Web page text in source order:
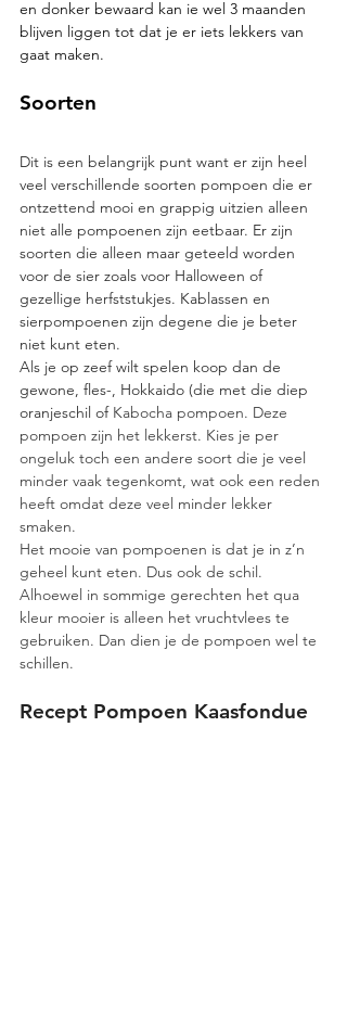
en donker bewaard kan ie wel 3 maanden
blijven liggen tot dat je er iets lekkers van
gaat maken.
Soorten
Dit is een belangrijk punt want er zijn heel
veel verschillende soorten pompoen die er
ontzettend mooi en grappig uitzien alleen
niet alle pompoenen zijn eetbaar. Er zijn
soorten die alleen maar geteeld worden
voor de sier zoals voor Halloween of
gezellige herfststukjes. Kablassen en
sierpompoenen zijn degene die je beter
niet kunt eten.
Als je op zeef wilt spelen koop dan de
gewone, fles-, Hokkaido (die met die diep
oranjeschil of Kabocha pompoen. Deze
pompoen zijn het lekkerst. Kies je per
ongeluk toch een andere soort die je veel
minder vaak tegenkomt, wat ook een reden
heeft omdat deze veel minder lekker
smaken.
Het mooie van pompoenen is dat je in z’n
geheel kunt eten. Dus ook de schil.
Alhoewel in sommige gerechten het qua
kleur mooier is alleen het vruchtvlees te
gebruiken. Dan dien je de pompoen wel te
schillen.
Recept Pompoen Kaasfondue